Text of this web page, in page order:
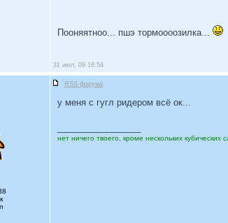
Пооняятноо... пшэ тормоооозилка...
31 июл, 09 16:54
RSS форума
у меня с гугл ридером всё ок...
нет ничего твоего, кроме нескольких кубических